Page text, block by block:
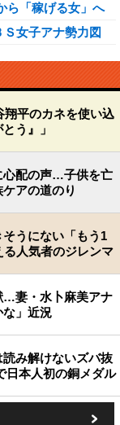
ら「稼げる女」へ
Ｓ女子アナ勢力図
平のカネを使い込
う』」
心配の声…子供を亡
アの道のり
うにない「もう1
人気者のジレンマ
…妻・水卜麻美アナ
な」近況
み解けないズバ抜
日本人初の銅メダル